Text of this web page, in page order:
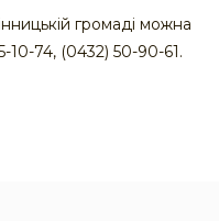
громаді можна
10-74, (0432) 50-90-61.